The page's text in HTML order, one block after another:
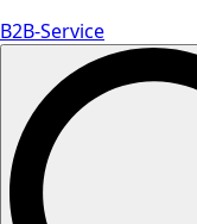
B2B-Service